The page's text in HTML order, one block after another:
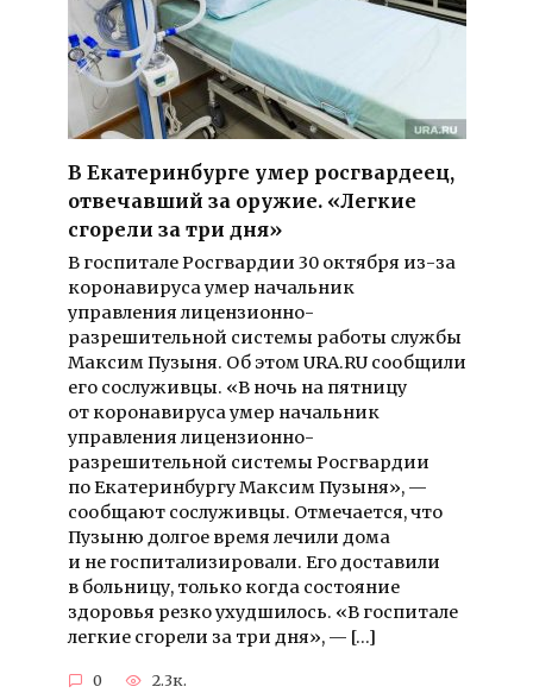
В Екатеринбурге умер росгвардеец,
отвечавший за оружие. «Легкие
сгорели за три дня»
В госпитале Росгвардии 30 октября из-за
коронавируса умер начальник
управления лицензионно-
разрешительной системы работы службы
Максим Пузыня. Об этом URA.RU сообщили
его сослуживцы. «В ночь на пятницу
от коронавируса умер начальник
управления лицензионно-
разрешительной системы Росгвардии
по Екатеринбургу Максим Пузыня», —
сообщают сослуживцы. Отмечается, что
Пузыню долгое время лечили дома
и не госпитализировали. Его доставили
в больницу, только когда состояние
здоровья резко ухудшилось. «В госпитале
легкие сгорели за три дня», — […]
0 2.3к.